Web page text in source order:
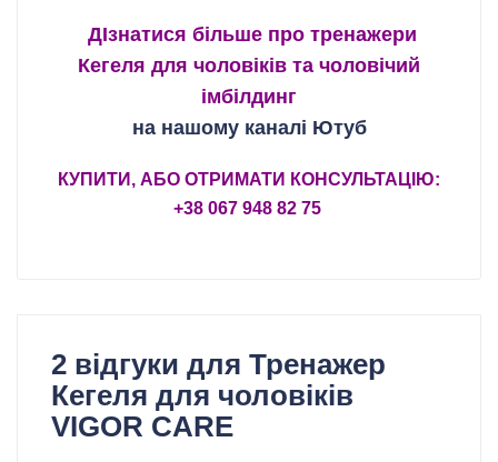
ДІзнатися більше про тренажери
Кегеля для чоловіків та чоловічий
імбілдинг
на нашому каналі Ютуб
КУПИТИ, АБО ОТРИМАТИ КОНСУЛЬТАЦІЮ:
+38 067 948 82 75
2 відгуки для Тренажер
Кегеля для чоловіків
VIGOR CARE